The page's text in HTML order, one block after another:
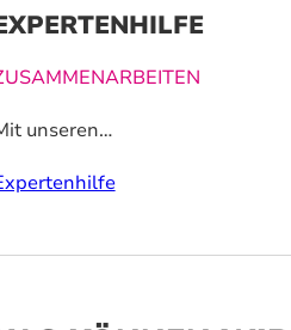
unseren
ein unvergessliches